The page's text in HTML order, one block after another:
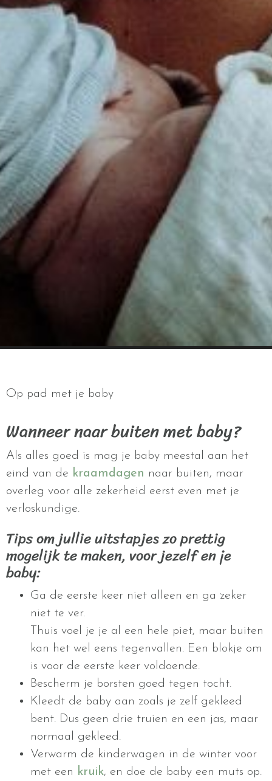
Op pad met je baby
Wanneer naar buiten met baby?
Als alles goed is mag je baby meestal aan het
eind van de kraamdagen naar buiten, maar
overleg voor alle zekerheid eerst even met je
verloskundige.
Tips om jullie uitstapjes zo prettig
mogelijk te maken, voor jezelf en je
baby:
Ga de eerste keer niet alleen en ga zeker
niet te ver.
Thuis voel je je al een hele piet, maar buiten
kan het wel eens tegenvallen. Een blokje om
is voor de eerste keer voldoende.
Bescherm je borsten goed tegen tocht.
Kleedt de baby aan zoals je zelf gekleed
bent. Dus geen drie truien en een jas, maar
normaal gekleed.
Verwarm de kinderwagen in de winter voor
met een kruik, en doe de baby een muts op.